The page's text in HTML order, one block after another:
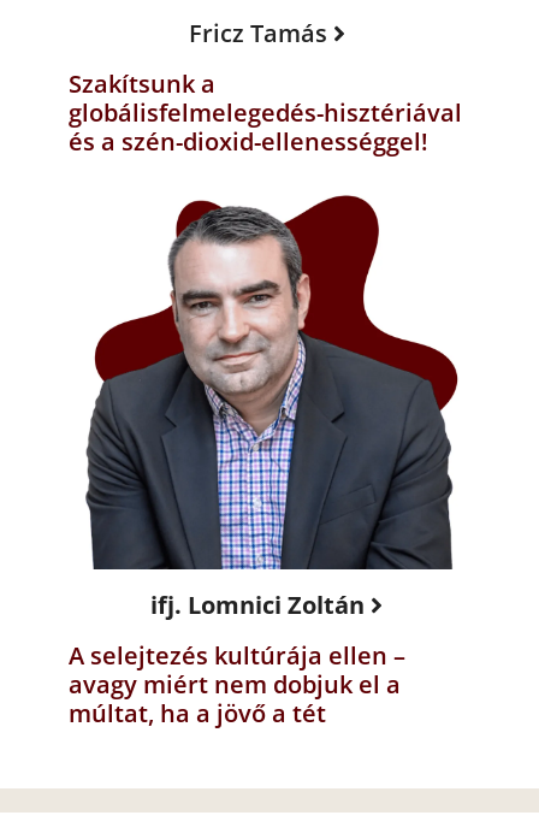
Fricz Tamás
Szakítsunk a
globálisfelmelegedés-hisztériával
és a szén-dioxid-ellenességgel!
ifj. Lomnici Zoltán
A selejtezés kultúrája ellen –
avagy miért nem dobjuk el a
múltat, ha a jövő a tét